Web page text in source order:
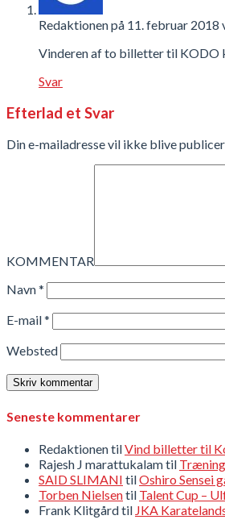
Redaktionenpå 11. februar 2018
Vinderen af to billetter til KODO
Svar
Efterlad et Svar
Din e-mailadresse vil ikke blive
KOMMENTAR
Navn*
E-mail*
Websted
Seneste kommentarer
RedaktionentilVind billetter til
Rajesh J marattukalamtil
SAID SLIMANI tilOshiro Sensei
Torben Nielsentil Talent Cup –
Frank Klitgårdtil JKA